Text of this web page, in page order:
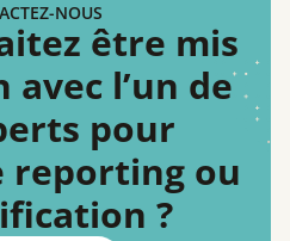
NOUS
être mis
l’un de
pour
reporting ou
?